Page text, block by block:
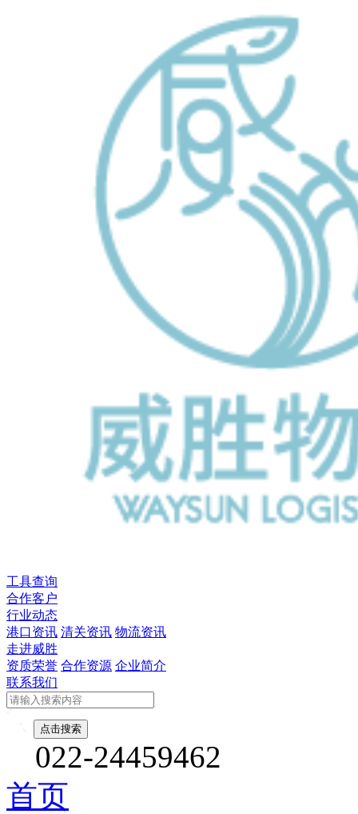
工具查询
合作客户
行业动态
港口资讯 清关资讯 物流资讯
走进威胜
资质荣誉 合作资源 企业简介
联系我们
022-24459462
首页